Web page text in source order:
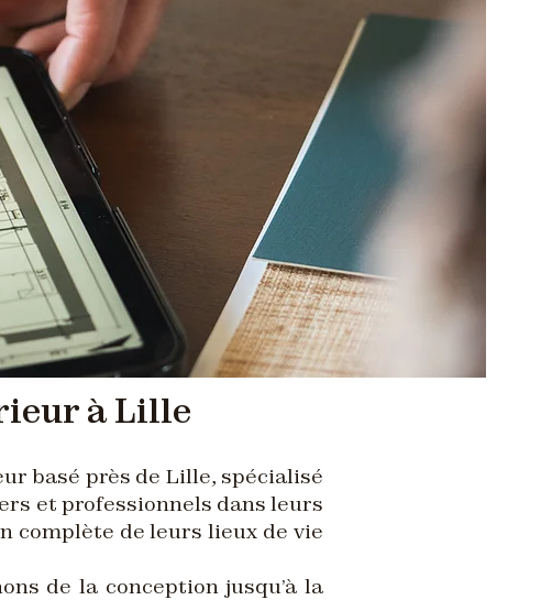
à Lille
basé près de Lille, spécialisé
et professionnels dans leurs
complète de leurs lieux de vie
de la conception jusqu’à la